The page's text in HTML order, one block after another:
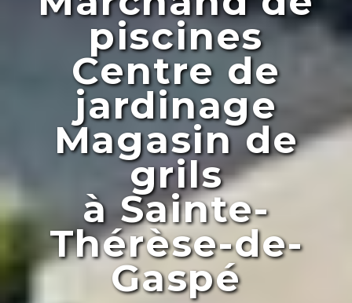
piscines
Centre de
jardinage
Magasin de
grils
à Sainte-
Thérèse-de-
Gaspé